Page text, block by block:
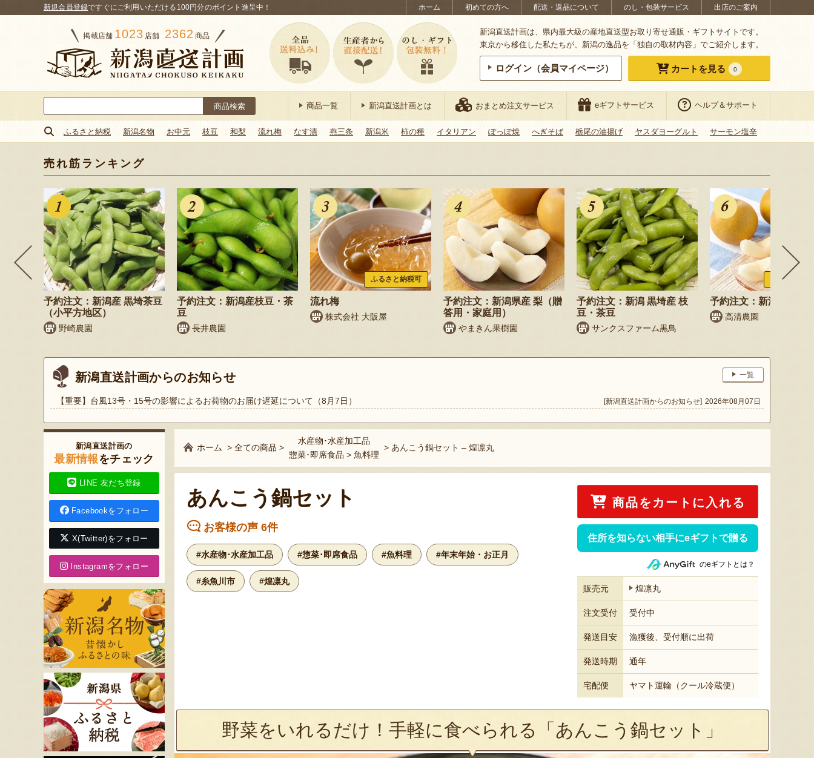
ホーム 初めての方へ 配送・返品について のし・包装サービス 出店のご案内
新規会員登録ですぐにご利用いただける100円分のポイント進呈中！
掲載店舗 1023 店舗 2362 商品
新潟直送計画は、県内最大級の産地直送型お取り寄せ通販・ギフトサイトです。
東京から移住した私たちが、新潟の逸品を「独自の取材内容」でご紹介します。
ログイン（会員マイページ） カートを見る 0
索:
商品一覧 新潟直送計画とは おまとめ注文サービス eギフトサービス ヘルプ＆サポート
ふるさと納税 新潟名物 お中元 枝豆 和梨 流れ梅 なす漬 燕三条 新潟米 柿の種 イタリアン ぽっぽ焼 へぎそば 栃尾の油揚げ ヤスダヨーグルト サーモン塩辛
売れ筋ランキング
予約注文：新潟産 黒埼茶豆
（小平方地区）
野崎農園
予約注文：新潟産枝豆・茶
豆
長井農園
ふるさと納税可
流れ梅
株式会社 大阪屋
予約注文：新潟県産 梨（贈
答用・家庭用）
やまきん果樹園
予約注文：新潟 黒埼産 枝
豆・茶豆
サンクスファーム黒鳥
ふるさと納
予約注文：新潟県産 梨
高清農園
新潟直送計画からのお知らせ 一覧
【重要】台風13号・15号の影響によるお荷物のお届け遅延について（8月7日） [新潟直送計画からのお知らせ] 2026年08月07日
ホーム > 全ての商品 >
水産物･水産加工品
惣菜･即席食品 > 魚料理
> あんこう鍋セット – 煌凛丸
あんこう鍋セット
お客様の声 6件
#水産物･水産加工品 #惣菜･即席食品 #魚料理 #年末年始・お正月
#糸魚川市 #煌凛丸
商品をカートに入れる
住所を知らない相手にeギフトで贈る
のeギフトとは？
販売元 煌凛丸
注文受付 受付中
発送目安 漁獲後、受付順に出荷
発送時期 通年
宅配便 ヤマト運輸（クール冷蔵便）
野菜をいれるだけ！手軽に食べられる「あんこう鍋セット」
新潟直送計画の
最新情報をチェック
LINE 友だち登録
Facebookをフォロー
X(Twitter)をフォロー
Instagramをフォロー